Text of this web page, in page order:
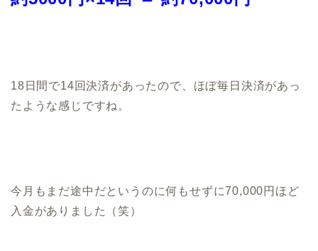
18日間で14回決済があったので、ほぼ毎日決済があっ
たような感じですね。
今月もまだ途中だというのに何もせずに70,000円ほど
入金がありました（笑）